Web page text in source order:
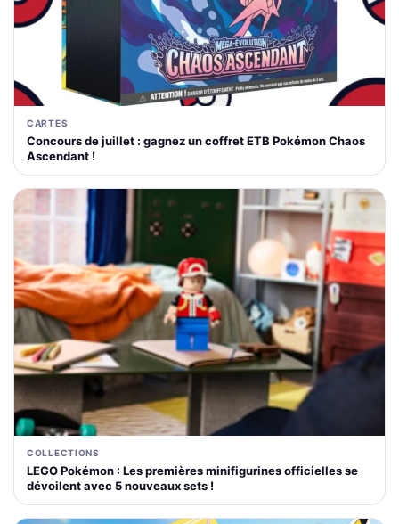
CARTES
Concours de juillet : gagnez un coffret ETB Pokémon Chaos
Ascendant !
COLLECTIONS
LEGO Pokémon : Les premières minifigurines officielles se
dévoilent avec 5 nouveaux sets !